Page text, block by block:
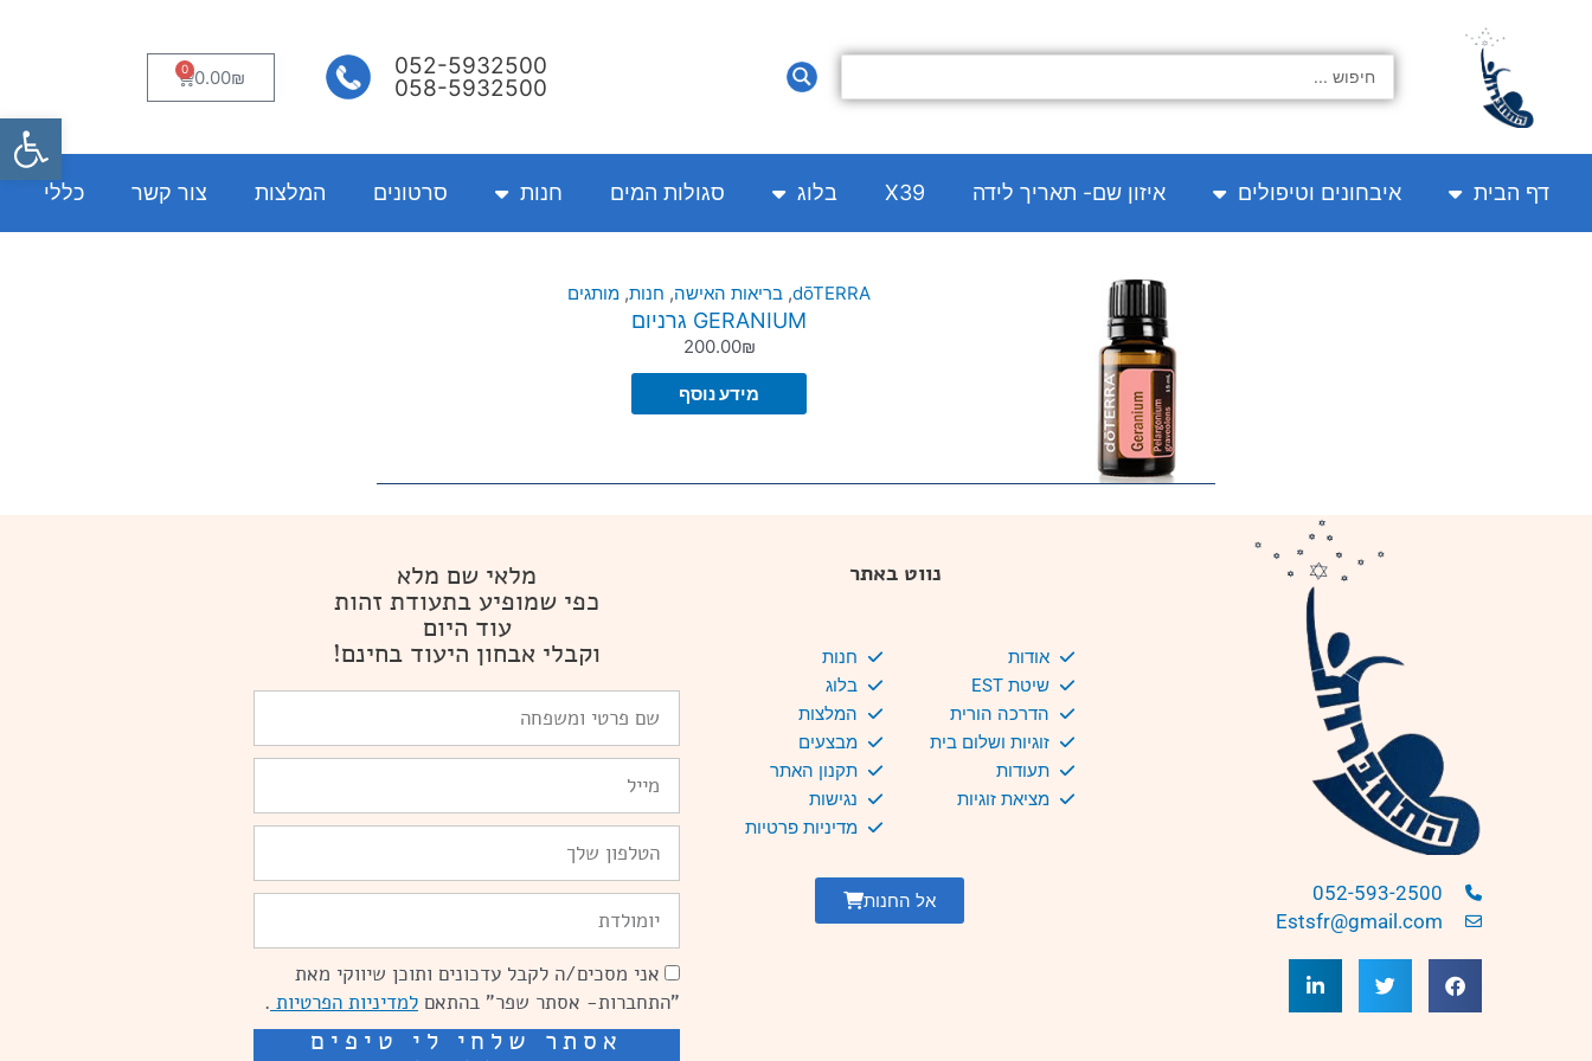
...
052-5932500
058-5932500
0.00₪
0
עגלת
קניות
דף הבית איבחונים וטיפולים איזון שם- תאריך לידה X39 בלוג סגולות המים חנות סרטונים המלצות צור קשר כללי
dōTERRA
, בריאות האישה, חנות, מותגים
GERANIUM גרניום
200.00₪
מידע נוסף
052-593-2500
Estsfr@gmail.com
נווט באתר
אודות
שיטת EST
הדרכה הורית
זוגיות ושלום בית
תעודות
מציאת זוגיות
חנות
בלוג
המלצות
מבצעים
תקנון האתר
נגישות
מדיניות פרטיות
אל החנות
מלאי שם מלא
כפי שמופיע בתעודת זהות
עוד היום
וקבלי אבחון היעוד בחינם!
פרטי
ומשפחה
הסכמה
אני מסכים/ה לקבל עדכונים ותוכן שיווקי מאת
"התחברות- אסתר שפר" בהתאם למדיניות הפרטיות .
אסתר שלחי לי טיפים